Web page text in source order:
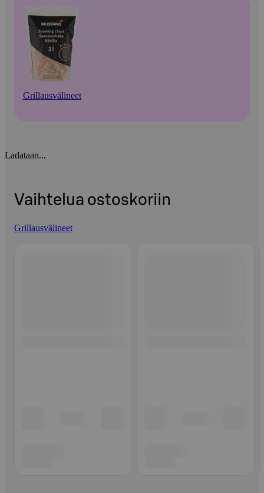
Grillausvälineet
Ladataan...
Vaihtelua ostoskoriin
Grillausvälineet